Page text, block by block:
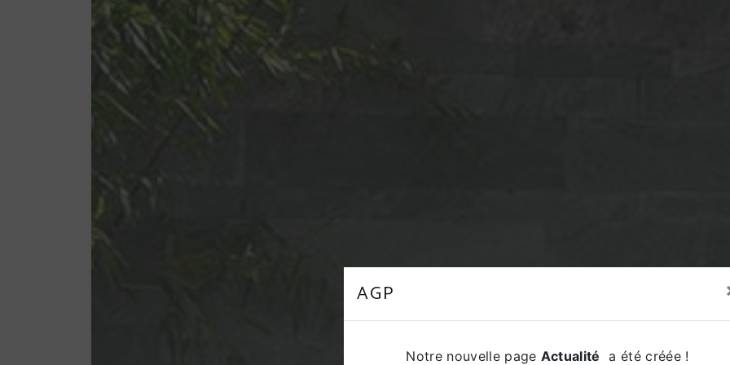
AGP
Notre nouvelle page Actualité a été créée !